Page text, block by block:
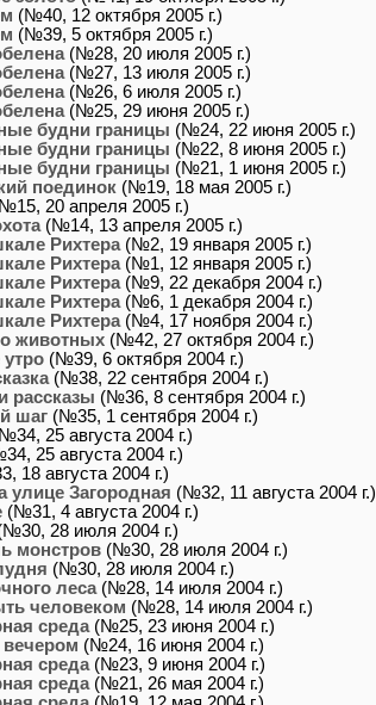
(№40, 12 октября 2005 г.)
(№39, 5 октября 2005 г.)
(№28, 20 июля 2005 г.)
(№27, 13 июля 2005 г.)
(№26, 6 июля 2005 г.)
(№25, 29 июня 2005 г.)
будни границы (№24, 22 июня 2005 г.)
будни границы (№22, 8 июня 2005 г.)
будни границы (№21, 1 июня 2005 г.)
поединок (№19, 18 мая 2005 г.)
20 апреля 2005 г.)
(№14, 13 апреля 2005 г.)
Рихтера(№2, 19 января 2005 г.)
Рихтера(№1, 12 января 2005 г.)
Рихтера(№9, 22 декабря 2004 г.)
Рихтера(№6, 1 декабря 2004 г.)
Рихтера(№4, 17 ноября 2004 г.)
о животных (№42, 27 октября 2004 г.)
(№39, 6 октября 2004 г.)
(№38, 22 сентября 2004 г.)
рассказы (№36, 8 сентября 2004 г.)
шаг (№35, 1 сентября 2004 г.)
25 августа 2004 г.)
25 августа 2004 г.)
18 августа 2004 г.)
улице Загородная (№32, 11 августа 2004 г.)
(№31, 4 августа 2004 г.)
28 июля 2004 г.)
монстров (№30, 28 июля 2004 г.)
(№30, 28 июля 2004 г.)
леса(№28, 14 июля 2004 г.)
человеком (№28, 14 июля 2004 г.)
среда(№25, 23 июня 2004 г.)
(№24, 16 июня 2004 г.)
среда(№23, 9 июня 2004 г.)
среда(№21, 26 мая 2004 г.)